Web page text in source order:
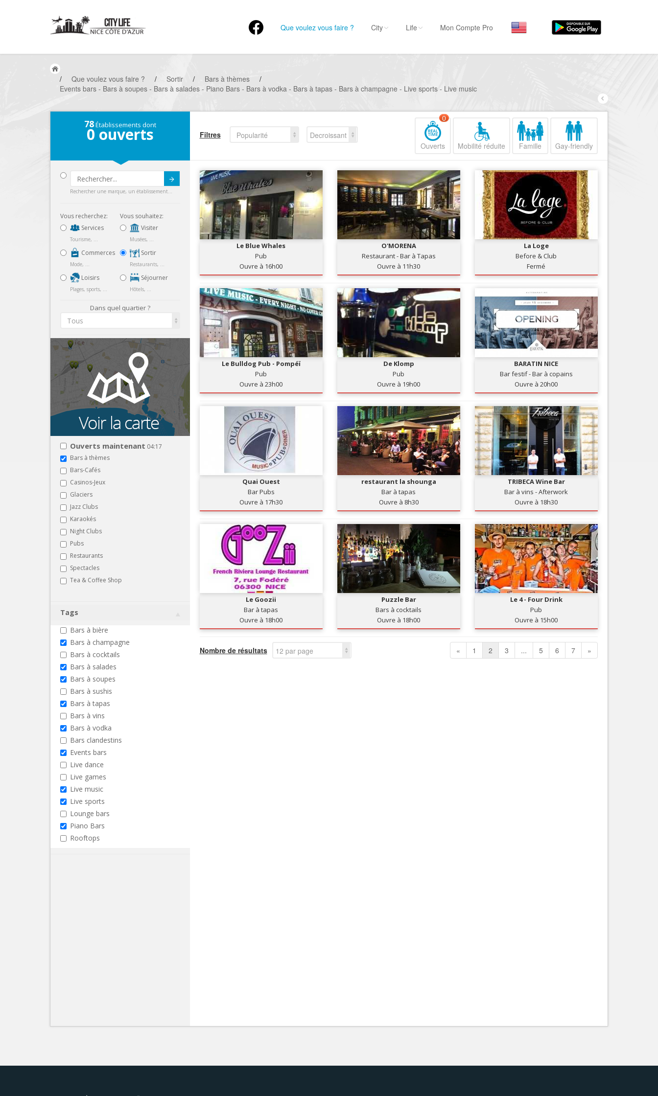
Que voulez vous faire ?
Musées, ...
Sortir
Commerces
Mode, ...
Loisirs
Plages, sports, ...
Services
Nice Promenade du
Nice le Port
Nice le Vieux Nice
Nice les Collines Niçoises
Nice le petit Marais Niçois
Nice la plaine du Var
Nice le Carré d’Or
City Life Mon Compte Pro
/ Que voulez vous faire ? / Sortir / Bars à thèmes
/
Events bars - Bars à soupes - Bars à salades - Piano Bars - Bars à vodka - Bars à tapas - Bars à champagne - Live sports - Live music
78Établissements dont
0 ouverts
Rechercher une marque, un établissement...
Vous recherchez:
Services
Tourisme, ...
Commerces
Mode, ...
Loisirs
Plages, sports, ...
Vous souhaitez:
Visiter
Musées, ...
Sortir
Restaurants, ...
Séjourner
Hôtels, ...
Dans quel quartier ?
Tous
Ouverts maintenant 04:17
Bars à thèmes
Bars-Cafés
Casinos-Jeux
Glaciers
Jazz Clubs
Karaokés
Night Clubs
Pubs
Restaurants
Spectacles
Tea & Coffee Shop
Tags
Bars à bière
Bars à champagne
Bars à cocktails
Bars à salades
Bars à soupes
Bars à sushis
Bars à tapas
Bars à vins
Bars à vodka
Bars clandestins
Events bars
Live dance
Live games
Live music
Live sports
Lounge bars
Piano Bars
Rooftops
Filtres Popularité
Decroissant
Ouverts
0
Mobilité réduite Famille Gay-friendly
Le Blue Whales
Pub
Ouvre à 16h00
O'MORENA
Restaurant - Bar à Tapas
Ouvre à 11h30
La Loge
Before & Club
Fermé
Le Bulldog Pub - Pompéï
Pub
Ouvre à 23h00
De Klomp
Pub
Ouvre à 19h00
BARATIN NICE
Bar festif - Bar à copains
Ouvre à 20h00
Quai Ouest
Bar Pubs
Ouvre à 17h30
restaurant la shounga
Bar à tapas
Ouvre à 8h30
TRIBECA Wine Bar
Bar à vins - Afterwork
Ouvre à 18h30
Le Goozii
Bar à tapas
Ouvre à 18h00
Puzzle Bar
Bars à cocktails
Ouvre à 18h00
Le 4 - Four Drink
Pub
Ouvre à 15h00
Nombre de résultats 12 par page « 1 2 3 ... 5 6 7 »